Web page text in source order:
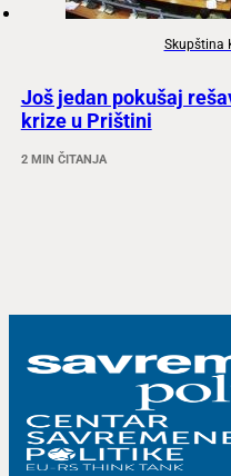
Skupština
Još jedan pokušaj
krize u Prištini
2 MIN ČITANJA